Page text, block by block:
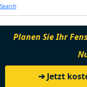
Search
Planen Sie Ihr
➔ Jetzt